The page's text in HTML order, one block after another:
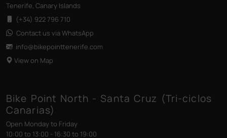
Tenerife, Canary Islands
(+34) 922 796 710
Contact us via WhatsApp
info@bikepointtenerife.com
View on Map
Bike Point North - Santa Cruz (Tri-ciclos
Canarias)
Open Monday to Friday
10:00 to 13:00 - 16:30 to 19:00